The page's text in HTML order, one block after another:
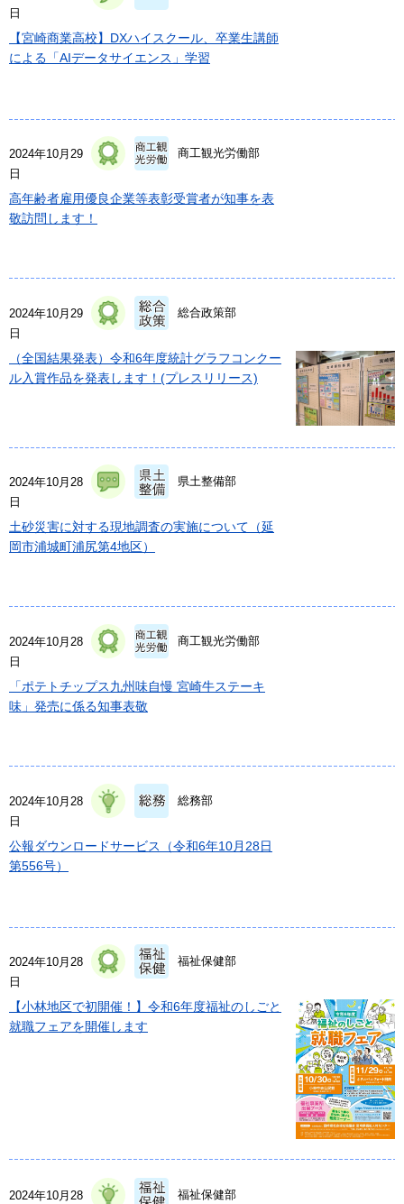
日
【宮崎商業高校】DXハイスクール、卒業生講師
による「AIデータサイエンス」学習
2024年10月29
日
商工観光労働部
高年齢者雇用優良企業等表彰受賞者が知事を表
敬訪問します！
2024年10月29
日
総合政策部
（全国結果発表）令和6年度統計グラフコンクー
ル入賞作品を発表します！(プレスリリース)
2024年10月28
日
県土整備部
土砂災害に対する現地調査の実施について（延
岡市浦城町浦尻第4地区）
2024年10月28
日
商工観光労働部
「ポテトチップス九州味自慢 宮崎牛ステーキ
味」発売に係る知事表敬
2024年10月28
日
総務部
公報ダウンロードサービス（令和6年10月28日
第556号）
2024年10月28
日
福祉保健部
【小林地区で初開催！】令和6年度福祉のしごと
就職フェアを開催します
2024年10月28
福祉保健部